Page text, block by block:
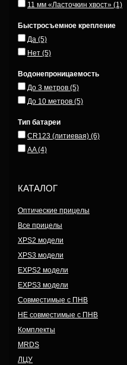
11 мм «Ласточкин хвост» (1)
Быстросъемное крепление
Да (5)
Нет (5)
Водонепроницаемость
До 3 метров (5)
До 10 метров (5)
Тип батареи
CR123 (литиевая) (6)
AA(4)
КАТАЛОГ
Оптические прицелы
Все прицелы
XPS2 модели
XPS3 модели
EXPS2 модели
EXPS3 модели
Совместимые с ПНВ
НЕ совместимые с ПНВ
Комплекты
MRDS
ЛЦУ